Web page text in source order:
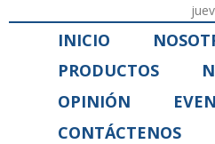
INICIO
PRODUCTOS
OPINIÓN
CONTÁCTENOS